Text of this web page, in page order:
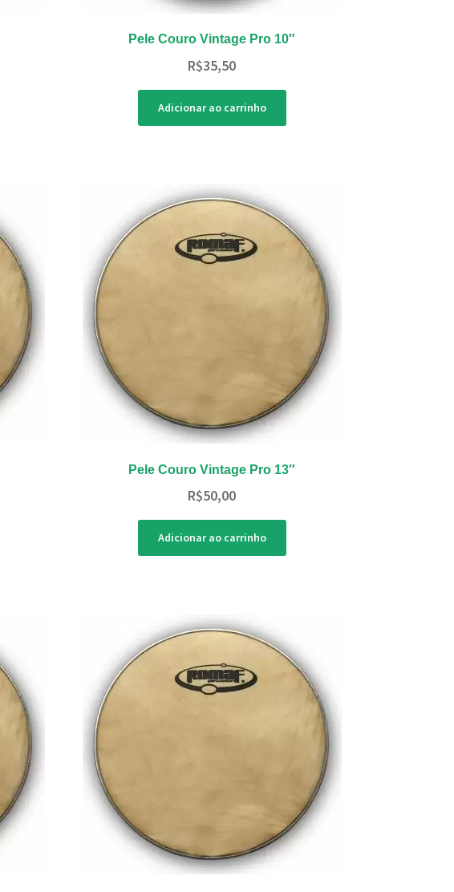
Pele Couro Vintage Pro 10″
R$35,50
Adicionar ao carrinho
Pele Couro Vintage Pro 13″
R$50,00
Adicionar ao carrinho